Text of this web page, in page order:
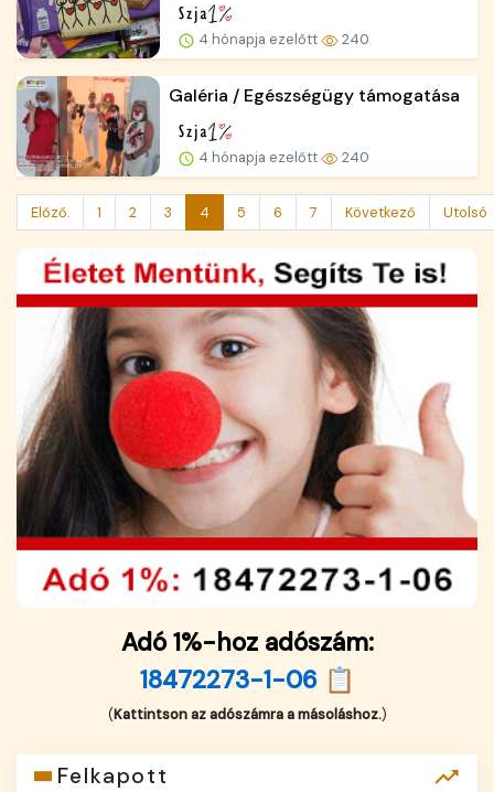
4 hónapja ezelőtt 240
Galéria / Egészségügy támogatása
4 hónapja ezelőtt 240
Előző. 1 2 3 4 5 6 7 Következő Utolsó
Adó 1%-hoz adószám:
18472273-1-06 📋
(Kattintson az adószámra a másoláshoz.)
Felkapott